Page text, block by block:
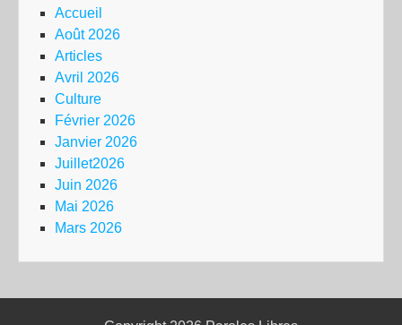
Accueil
Août 2026
Articles
Avril 2026
Culture
Février 2026
Janvier 2026
Juillet2026
Juin 2026
Mai 2026
Mars 2026